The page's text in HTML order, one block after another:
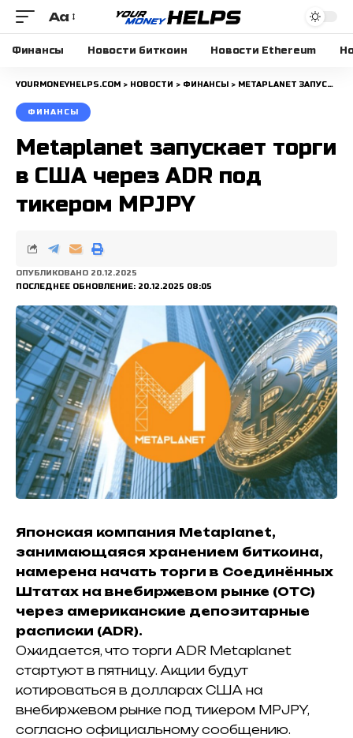
Размера
шрифта
Aa
Финансы Новости биткоин Новости Ethereum
YOURMONEYHELPS.COM > НОВОСТИ > ФИНАНСЫ > METAPLANET ЗАПУСКАЕТ ТОРГИ В США ЧЕРЕЗ ADR ПОД ТИКЕРОМ MPJPY
ФИНАНСЫ
Metaplanet запускает торги
в США через ADR под
тикером MPJPY
ПОСЛЕДНЕЕ ОБНОВЛЕНИЕ: 20.12.2025 08:05
ОПУБЛИКОВАНО 20.12.2025
Японская компания Metaplanet,
занимающаяся хранением биткоина,
намерена начать торги в Соединённых
Штатах на внебиржевом рынке (OTC)
через американские депозитарные
расписки (ADR).
Ожидается, что торги ADR Metaplanet
стартуют в пятницу. Акции будут
котироваться в долларах США на
внебиржевом рынке под тикером MPJPY,
согласно официальному сообщению.